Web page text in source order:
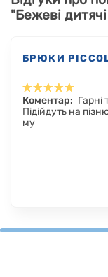
"Бежеві
БРЮКИ
Коментар: Гарні
Підійдуть на
му